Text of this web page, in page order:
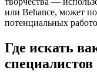
или Behance, может
потенциальных
Где искать
специалистов